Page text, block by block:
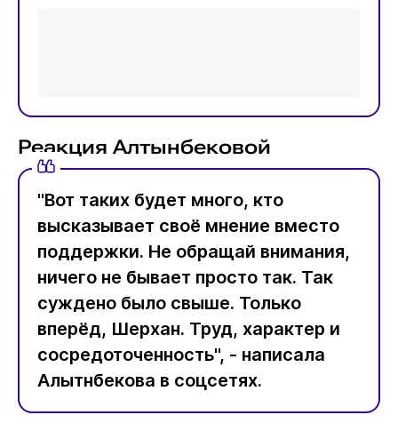
Реакция Алтынбековой
"Вот таких будет много, кто
высказывает своё мнение вместо
поддержки. Не обращай внимания,
ничего не бывает просто так. Так
суждено было свыше. Только
вперёд, Шерхан. Труд, характер и
сосредоточенность", - написала
Алытнбекова в соцсетях.